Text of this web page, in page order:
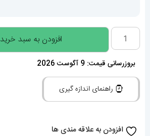
ساعت
رولکس
مردانه
مدل
اتوماتیک
افزودن به سبد خرید
بروزرسانی قیمت: 9 آگوست 2026
راهنمای اندازه گیری
افزودن به علاقه مندی ها